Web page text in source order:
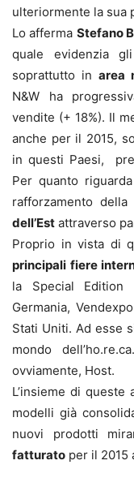
ulteriormente la sua
Lo afferma Stefano
quale evidenzia
soprattutto in area
N&W ha
vendite (+ 18%). Il
anche per il 2015,
in questi Paesi,
Per quanto
rafforzamento
dell’Est attraverso
Proprio in vista di
principali fiere
la Special Edition
Germania,
Stati Uniti. Ad esse
mondo
ovviamente, Host.
L’insieme di
modelli già
nuovi prodotti
fatturato per il 2015